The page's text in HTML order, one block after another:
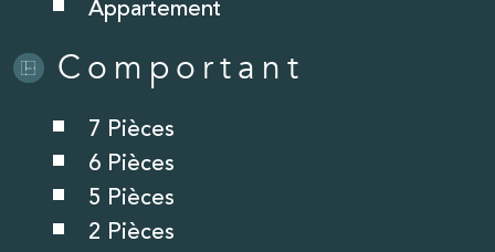
Appartement
Comportant
7 Pièces
6 Pièces
5 Pièces
2 Pièces